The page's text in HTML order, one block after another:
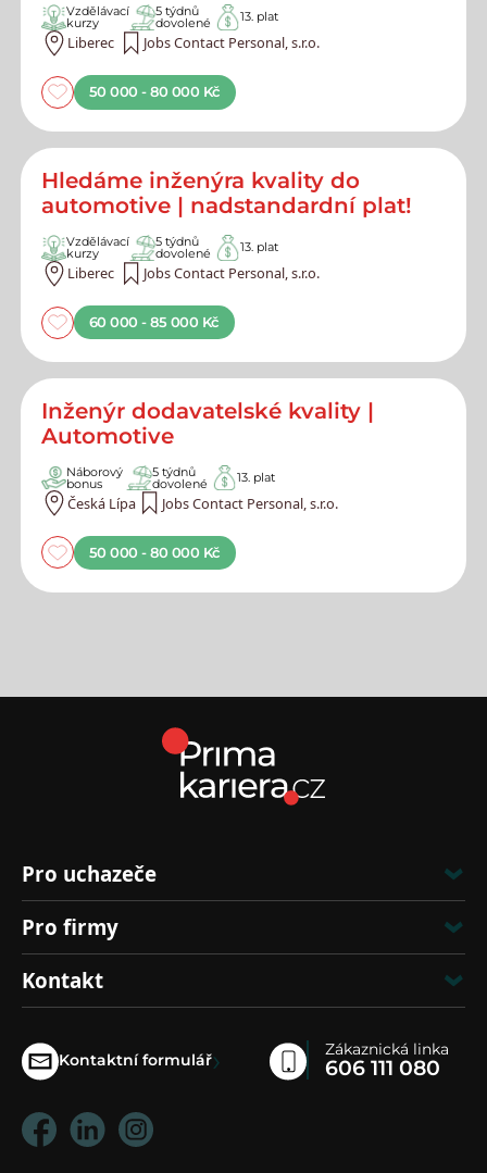
Vzdělávací
kurzy
5 týdnů
dovolené 13. plat
Liberec Jobs Contact Personal, s.r.o.
50 000 - 80 000 Kč
Hledáme inženýra kvality do
automotive | nadstandardní plat!
Vzdělávací
kurzy
5 týdnů
dovolené 13. plat
Liberec Jobs Contact Personal, s.r.o.
60 000 - 85 000 Kč
Inženýr dodavatelské kvality |
Automotive
Náborový
bonus
5 týdnů
dovolené 13. plat
Česká Lípa Jobs Contact Personal, s.r.o.
50 000 - 80 000 Kč
Pro uchazeče
Pro firmy
Kontakt
Kontaktní formulář› Zákaznická linka
606 111 080